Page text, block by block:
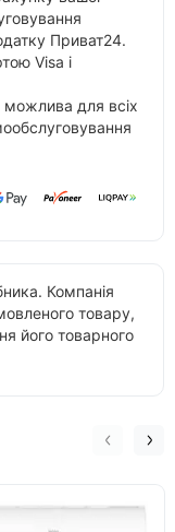
Приват24.
Visa і
для всіх
Компанія
товару,
його товарного